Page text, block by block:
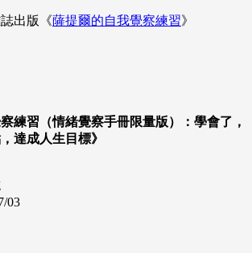
出版《薩提爾的自我覺察練習》
練習（情緒覺察手冊限量版）：學會了，
達成人生目標》
03